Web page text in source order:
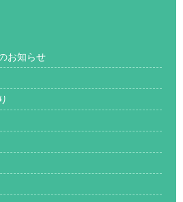
お知らせ